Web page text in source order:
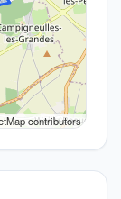
contributors